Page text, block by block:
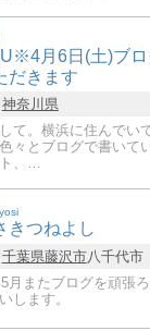
月6日(土)ブ
だきます
神奈川県
て。横浜に住んでい
々とブログで書いて
、…
きつねよし
千葉県藤沢市八千代市
月またブログを頑張
します。